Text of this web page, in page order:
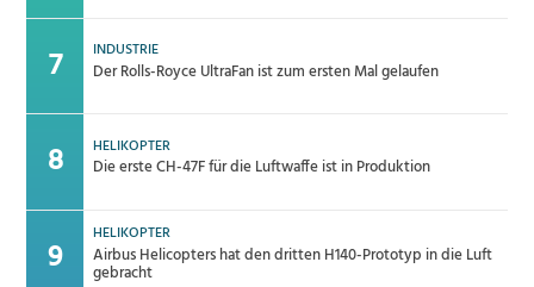
INDUSTRIE
Der Rolls-Royce UltraFan ist zum ersten Mal gelaufen
HELIKOPTER
Die erste CH-47F für die Luftwaffe ist in Produktion
HELIKOPTER
Airbus Helicopters hat den dritten H140-Prototyp in die Luft
gebracht